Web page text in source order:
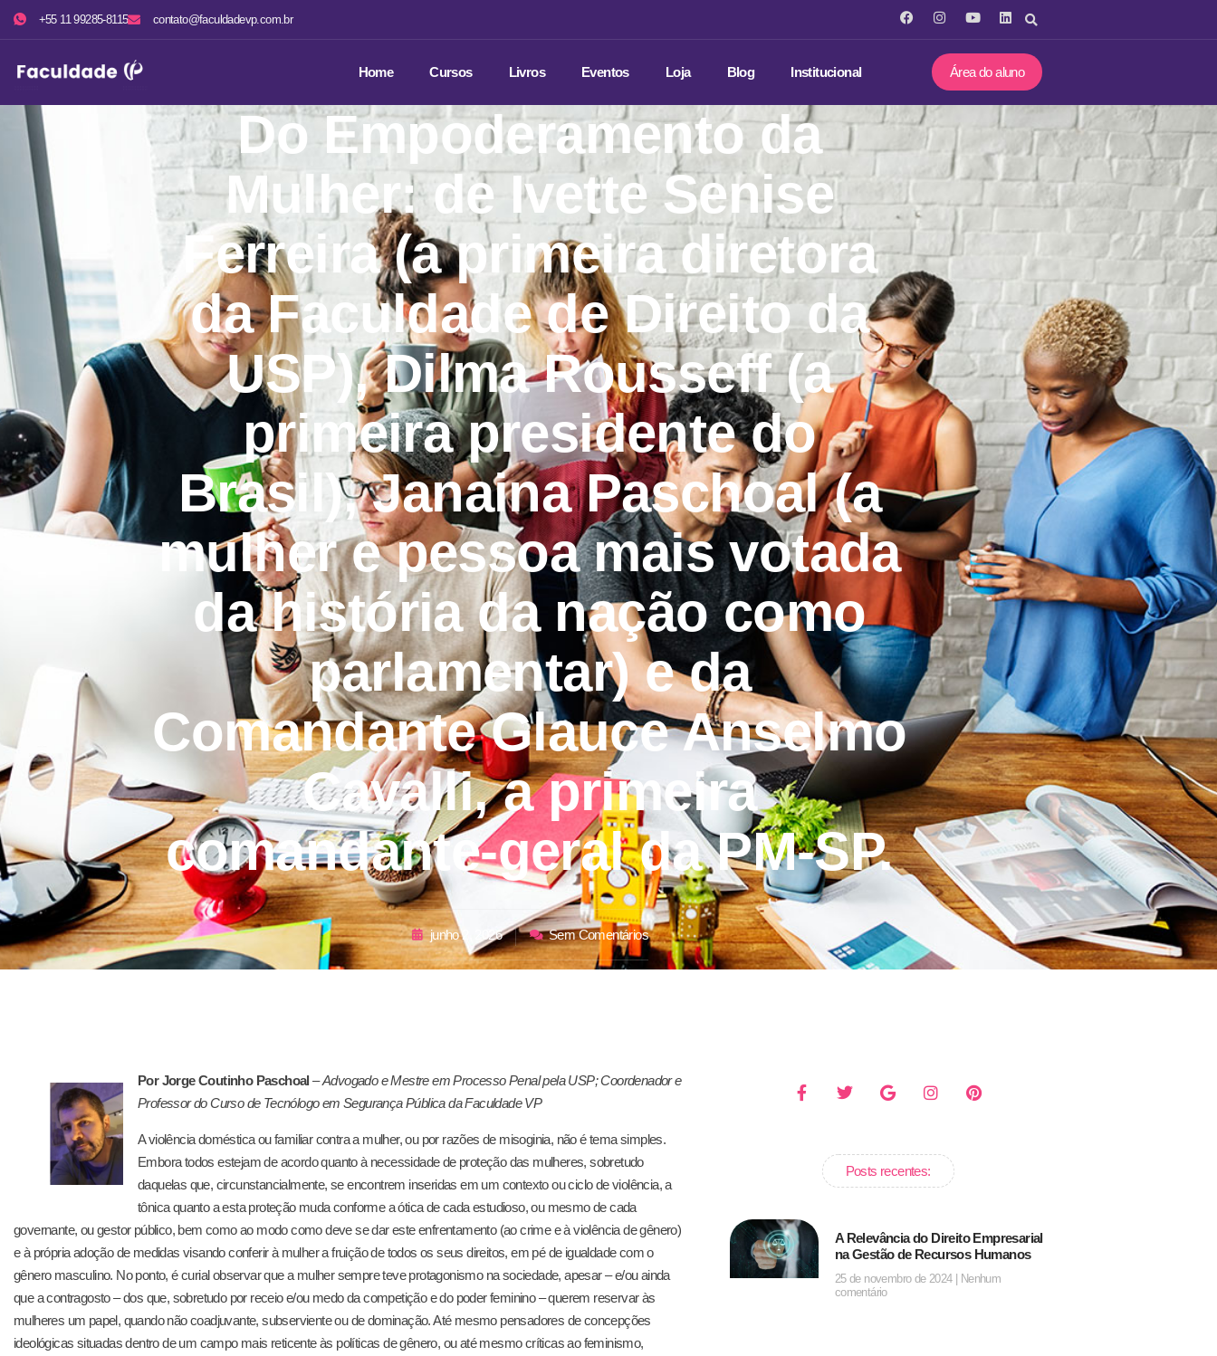
+55 11 99285-8115 contato@faculdadevp.com.br
Home Cursos Livros Eventos Loja Blog Institucional Área do aluno
Do Empoderamento da
Mulher: de Ivette Senise
Ferreira (a primeira diretora
da Faculdade de Direito da
USP), Dilma Rousseff (a
primeira presidente do
Brasil), Janaina Paschoal (a
mulher e pessoa mais votada
da história da nação como
parlamentar) e da
Comandante Glauce Anselmo
Cavalli, a primeira
comandante-geral da PM-SP.
junho 2, 2026 Sem Comentários
Por Jorge Coutinho Paschoal –Advogado e Mestre em Processo Penal pela USP; Coordenador e
Professor do Curso de Tecnólogo em Segurança Pública da Faculdade VP
A violência doméstica ou familiar contra a mulher, ou por razões de misoginia, não é tema simples.
Embora todos estejam de acordo quanto à necessidade de proteção das mulheres, sobretudo
daquelas que, circunstancialmente, se encontrem inseridas em um contexto ou ciclo de violência, a
tônica quanto a esta proteção muda conforme a ótica de cada estudioso, ou mesmo de cada
governante, ou gestor público, bem como ao modo como deve se dar este enfrentamento (ao crime e à violência de gênero)
e à própria adoção de medidas visando conferir à mulher a fruição de todos os seus direitos, em pé de igualdade com o
gênero masculino. No ponto, é curial observar que a mulher sempre teve protagonismo na sociedade, apesar – e/ou ainda
que a contragosto – dos que, sobretudo por receio e/ou medo da competição e do poder feminino – querem reservar às
mulheres um papel, quando não coadjuvante, subserviente ou de dominação. Até mesmo pensadores de concepções
ideológicas situadas dentro de um campo mais reticente às políticas de gênero, ou até mesmo críticas ao feminismo,
Posts recentes:
A Relevância do Direito Empresarial
na Gestão de Recursos Humanos
25 de novembro de 2024
Nenhum
comentário